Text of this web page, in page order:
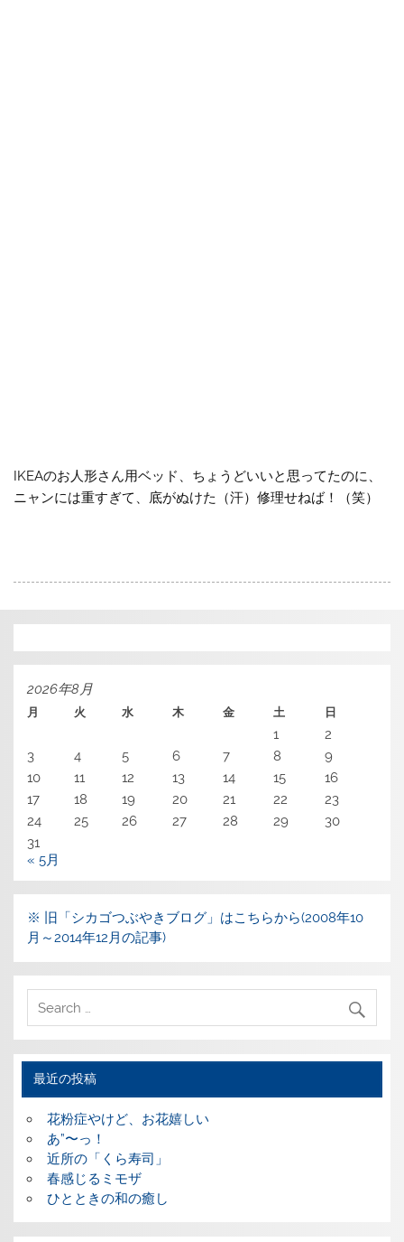
IKEAのお人形さん用ベッド、ちょうどいいと思ってたのに、
ニャンには重すぎて、底がぬけた（汗）修理せねば！（笑）
2026年8月
月 火 水 木 金 土 日
1
2
3
4 5 6 7 8
9
10
11 12 13 14 15
16
17
18 19 20 21 22
23
24
25 26 27 28 29
30
31
« 5月
※ 旧「シカゴつぶやきブログ」はこちらから(2008年10
月～2014年12月の記事)
最近の投稿
花粉症やけど、お花嬉しい
あ”〜っ！
近所の「くら寿司」
春感じるミモザ
ひとときの和の癒し